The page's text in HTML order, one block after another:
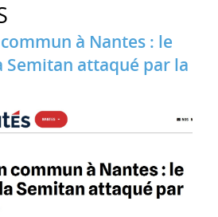
à Nantes : le
Semitan attaqué par la